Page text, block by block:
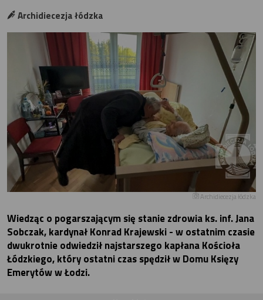
Archidiecezja łódzka
Archidiecezja łódzka
Wiedząc o pogarszającym się stanie zdrowia ks. inf. Jana
Sobczak, kardynał Konrad Krajewski - w ostatnim czasie
dwukrotnie odwiedził najstarszego kapłana Kościoła
Łódzkiego, który ostatni czas spędził w Domu Księzy
Emerytów w Łodzi.